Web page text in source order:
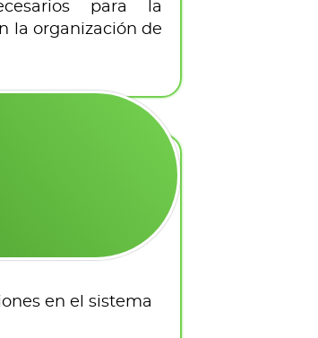
para la
la organización de
en el sistema